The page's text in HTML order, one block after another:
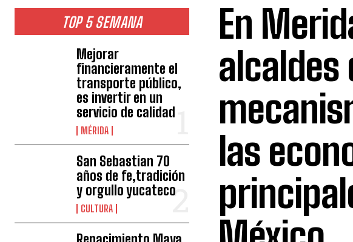
TOP 5 SEMANA
Mejorar
financieramente el
transporte público,
es invertir en un
servicio de calidad
MÉRIDA
San Sebastian 70
años de fe,tradición
y orgullo yucateco
CULTURA
En
alcaldes
las